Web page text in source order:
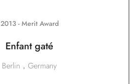
2013 - Merit Award
Enfant gaté
Berlin，Germany